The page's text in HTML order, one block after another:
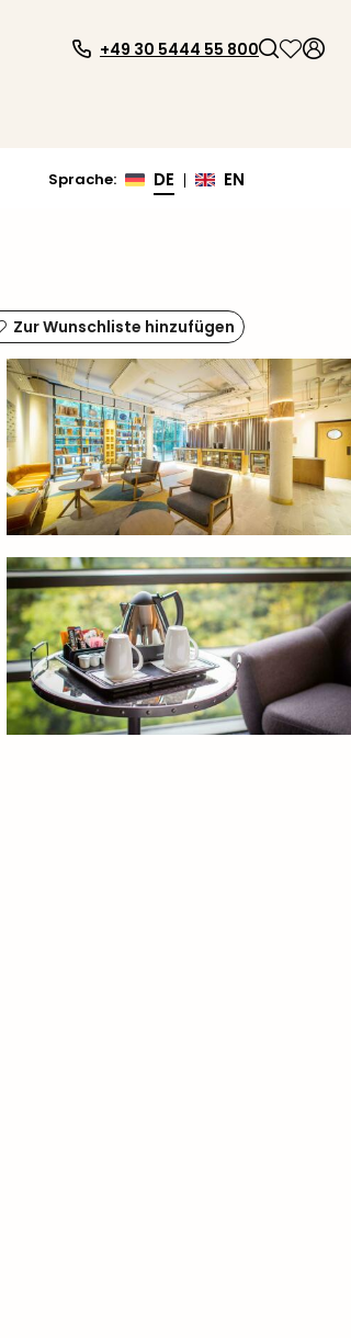
+49 30 5444 55 800
Sprache: DE | EN
Zur Wunschliste hinzufügen